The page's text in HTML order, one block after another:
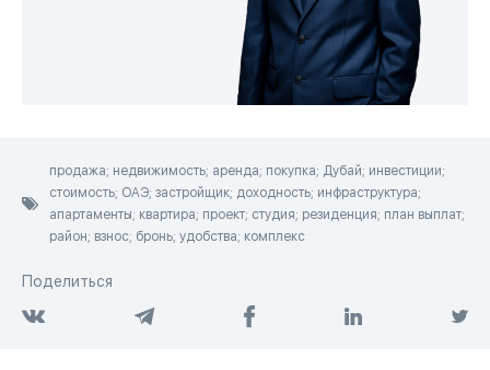
продажа; недвижимость; аренда; покупка; Дубай; инвестиции;
стоимость; ОАЭ; застройщик; доходность; инфраструктура;
апартаменты; квартира; проект; студия; резиденция; план выплат;
район; взнос; бронь; удобства; комплекс
Поделиться